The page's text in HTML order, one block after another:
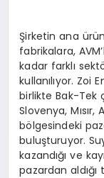
Şirketin ana
fabrikalara,
kadar farklı
kullanılıyor. Zoi
birlikte Bak-Tek
Slovenya,
bölgesindeki
buluşturuyor.
kazandığı ve
pazardan